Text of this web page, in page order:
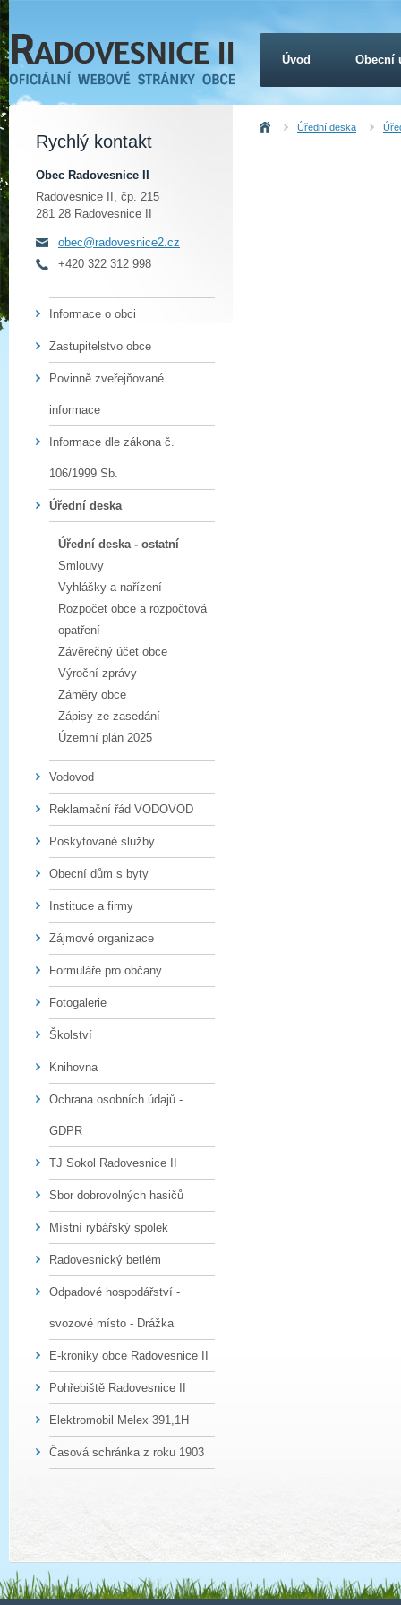
Úvod Úřední deska
Rychlý kontakt
Obec Radovesnice II
Radovesnice II, čp. 215
281 28 Radovesnice II
obec@radovesnice2.cz
+420 322 312 998
Informace o obci
Zastupitelstvo obce
Povinně zveřejňované
informace
Informace dle zákona č.
106/1999 Sb.
Úřední deska
Úřední deska - ostatní
Smlouvy
Vyhlášky a nařízení
Rozpočet obce a rozpočtová
opatření
Závěrečný účet obce
Výroční zprávy
Záměry obce
Zápisy ze zasedání
Územní plán 2025
Vodovod
Reklamační řád VODOVOD
Poskytované služby
Obecní dům s byty
Instituce a firmy
Zájmové organizace
Formuláře pro občany
Fotogalerie
Školství
Knihovna
Ochrana osobních údajů -
GDPR
TJ Sokol Radovesnice II
Sbor dobrovolných hasičů
Místní rybářský spolek
Radovesnický betlém
Odpadové hospodářství -
svozové místo - Drážka
E-kroniky obce Radovesnice II
Pohřebiště Radovesnice II
Elektromobil Melex 391,1H
Časová schránka z roku 1903
Úvod Obecní